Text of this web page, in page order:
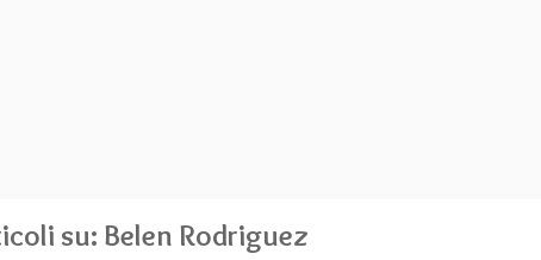
su: Belen Rodriguez